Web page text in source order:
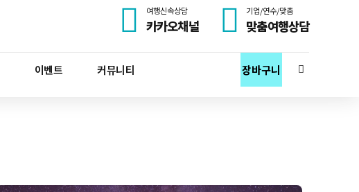
기업/연수/맞춤
맞춤여행상담
여행신속상담
카카오채널
장바구니
이벤트 커뮤니티